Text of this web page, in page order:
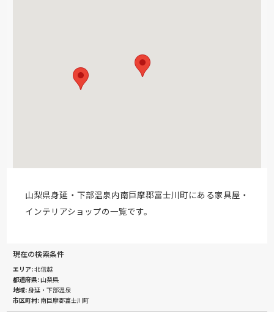
山梨県身延・下部温泉内南巨摩郡富士川町にある家具屋・
インテリアショップの一覧です。
現在の検索条件
エリア 北信越
都道府県 山梨県
地域 身延・下部温泉
市区町村 南巨摩郡富士川町